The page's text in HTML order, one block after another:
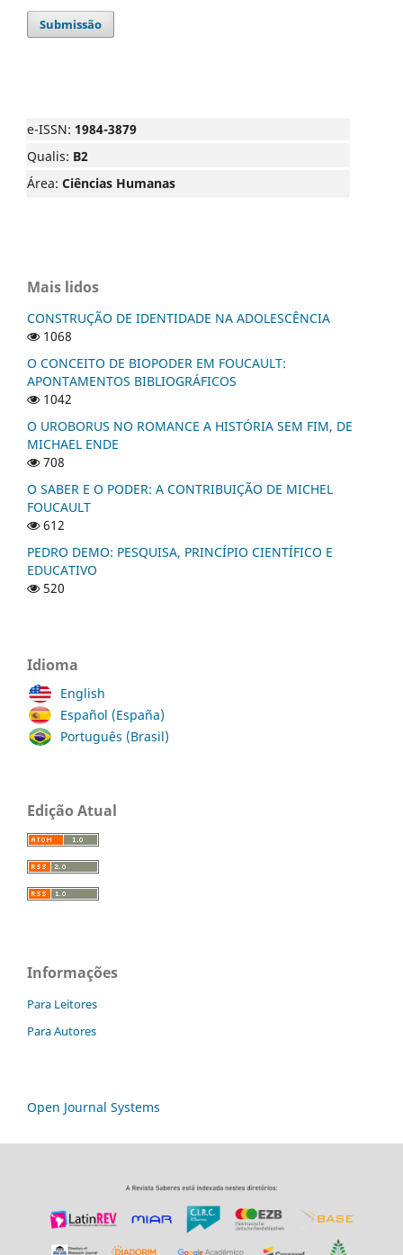
Submissão
e-ISSN: 1984-3879
Qualis: B2
Área: Ciências Humanas
Mais lidos
CONSTRUÇÃO DE IDENTIDADE NA ADOLESCÊNCIA
1068
O CONCEITO DE BIOPODER EM FOUCAULT:
APONTAMENTOS BIBLIOGRÁFICOS
1042
O UROBORUS NO ROMANCE A HISTÓRIA SEM FIM, DE
MICHAEL ENDE
708
O SABER E O PODER: A CONTRIBUIÇÃO DE MICHEL
FOUCAULT
612
PEDRO DEMO: PESQUISA, PRINCÍPIO CIENTÍFICO E
EDUCATIVO
520
Idioma
English
Español (España)
Português (Brasil)
Edição Atual
Informações
Para Leitores
Para Autores
Open Journal Systems